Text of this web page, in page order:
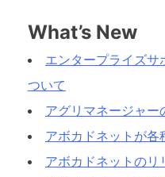
What’s New
エンタープライズサ
ついて
アグリマネージャー
アボカドネットが各
アボカドネットのリ